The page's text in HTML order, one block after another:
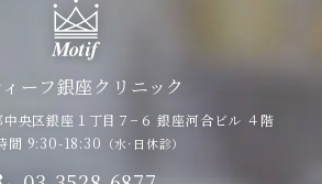
ーフ銀座クリニック
央区銀座１丁目７−６銀座河合ビル ４階
間 9:30-18:30 （水·日休診）